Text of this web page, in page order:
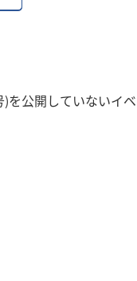
公開していないイベ